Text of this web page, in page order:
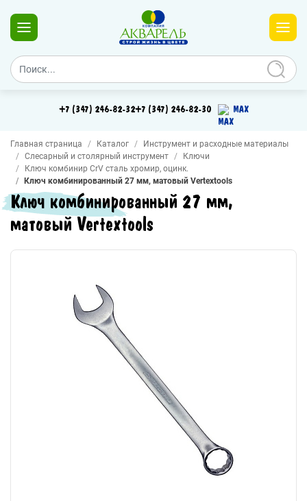
+7 (347) 246-82-32+7 (347) 246-82-30 MAX
Главная страница Каталог
Инструмент и расходные материалы
Слесарный и столярный инструмент
Ключи
Ключ комбинир CrV сталь хромир, оцинк.
Ключ комбинированный 27 мм, матовый Vertextools
Ключ комбинированный 27 мм,
матовый Vertextools